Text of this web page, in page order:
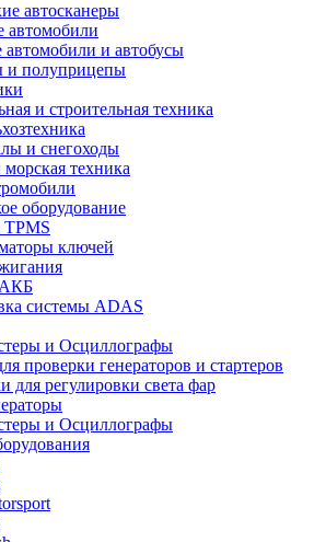
автосканеры
автомобили
автомобили и автобусы
и полуприцепы
и строительная техника
и снегоходы
техника
оборудование
ключей
АКБ
системы ADAS
и Осциллографы
проверки генераторов и стартеров
для регулировки света фар
и Осциллографы